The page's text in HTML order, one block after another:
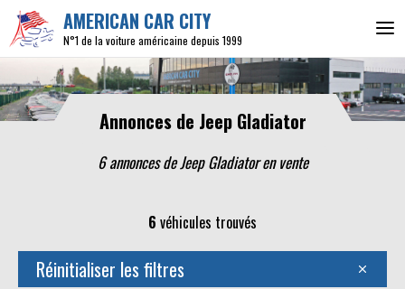
AMERICAN CAR CITY
N°1 de la voiture américaine depuis 1999
Annonces de Jeep Gladiator
6 annonces de Jeep Gladiator en vente
6 véhicules trouvés
Réinitialiser les filtres